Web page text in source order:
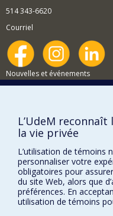
514 343-6620
Courriel
Nouvelles et événements
BESOIN D'AIDE?
Plan du site
Signaler une erreur
Accessibilité
FACULTÉ DES ARTS ET DES
Nos départements et écoles
L’UdeM
la vie privée
L’utilisation de témoins
personnaliser votre
obligatoires pour
du site Web, alors que
préférences. En
utilisation de témoins